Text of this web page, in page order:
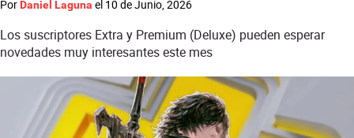
Por Daniel Laguna el 10 de Junio, 2026
Los suscriptores Extra y Premium (Deluxe) pueden esperar
novedades muy interesantes este mes